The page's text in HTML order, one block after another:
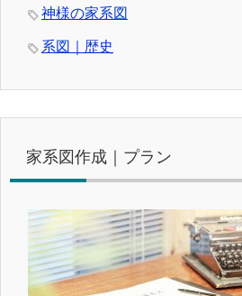
神様の家系図
系図｜歴史
家系図作成｜プラン